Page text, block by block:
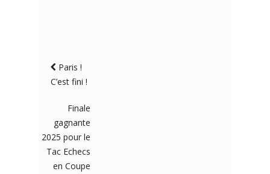
Paris !
C’est fini !
Finale
gagnante
2025 pour le
Tac Echecs
en Coupe